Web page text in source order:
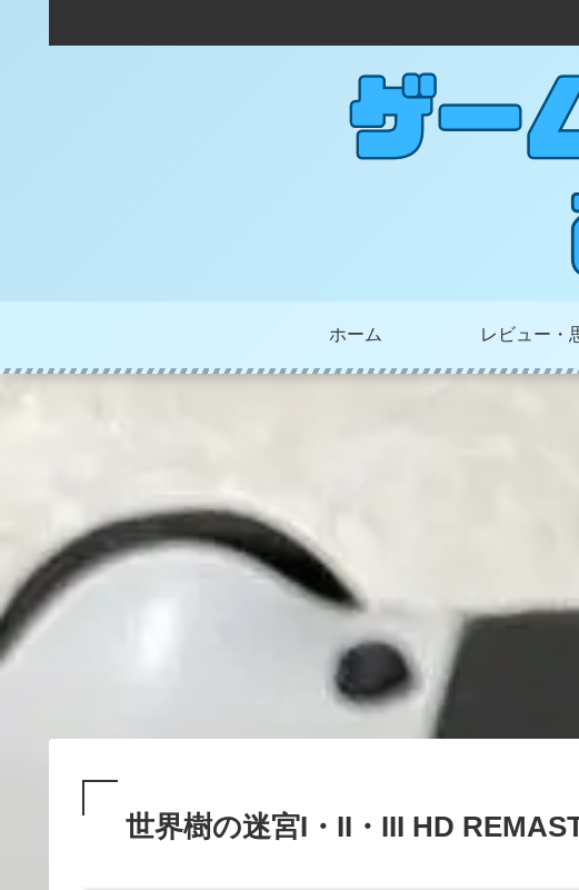
ホーム レビュー・
世界樹の迷宮I・II・III HD